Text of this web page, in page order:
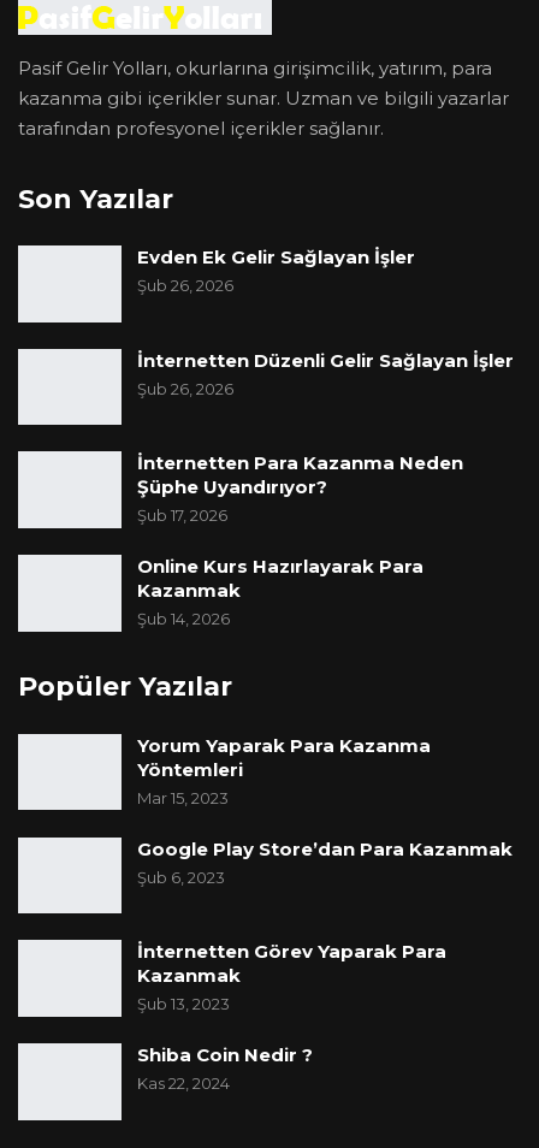
Pasif Gelir Yolları, okurlarına girişimcilik, yatırım, para
kazanma gibi içerikler sunar. Uzman ve bilgili yazarlar
tarafından profesyonel içerikler sağlanır.
Son Yazılar
Evden Ek Gelir Sağlayan İşler
Şub 26, 2026
İnternetten Düzenli Gelir Sağlayan İşler
Şub 26, 2026
İnternetten Para Kazanma Neden
Şüphe Uyandırıyor?
Şub 17, 2026
Online Kurs Hazırlayarak Para
Kazanmak
Şub 14, 2026
Popüler Yazılar
Yorum Yaparak Para Kazanma
Yöntemleri
Mar 15, 2023
Google Play Store’dan Para Kazanmak
Şub 6, 2023
İnternetten Görev Yaparak Para
Kazanmak
Şub 13, 2023
Shiba Coin Nedir ?
Kas 22, 2024